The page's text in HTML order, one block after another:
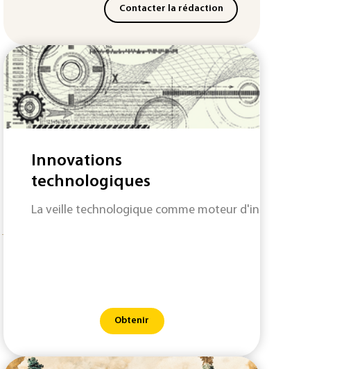
Contacter la rédaction
Innovations
technologiques
La veille technologique comme moteur d'innovation pour
Obtenir